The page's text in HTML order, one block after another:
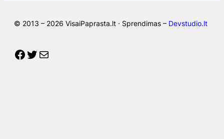
© 2013 – 2026 VisaiPaprasta.lt · Sprendimas – Devstudio.lt
Facebook
Twitter
Mail